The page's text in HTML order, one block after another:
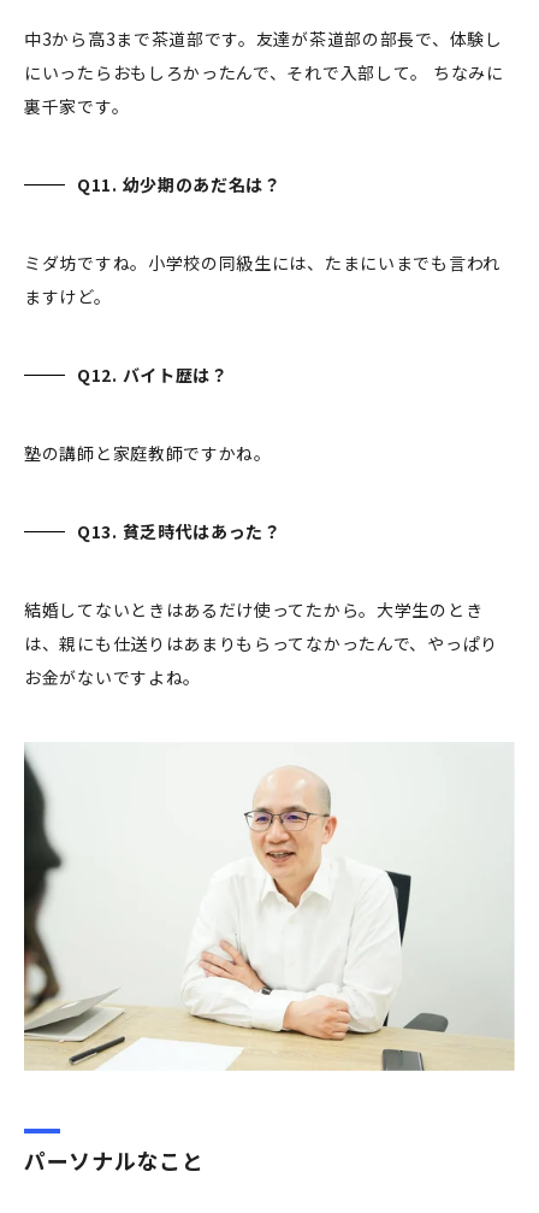
中3から高3まで茶道部です。友達が茶道部の部長で、体験し
にいったらおもしろかったんで、それで入部して。 ちなみに
裏千家です。
Q11. 幼少期のあだ名は？
ミダ坊ですね。小学校の同級生には、たまにいまでも言われ
ますけど。
Q12. バイト歴は？
塾の講師と家庭教師ですかね。
Q13. 貧乏時代はあった？
結婚してないときはあるだけ使ってたから。大学生のとき
は、親にも仕送りはあまりもらってなかったんで、やっぱり
お金がないですよね。
パーソナルなこと